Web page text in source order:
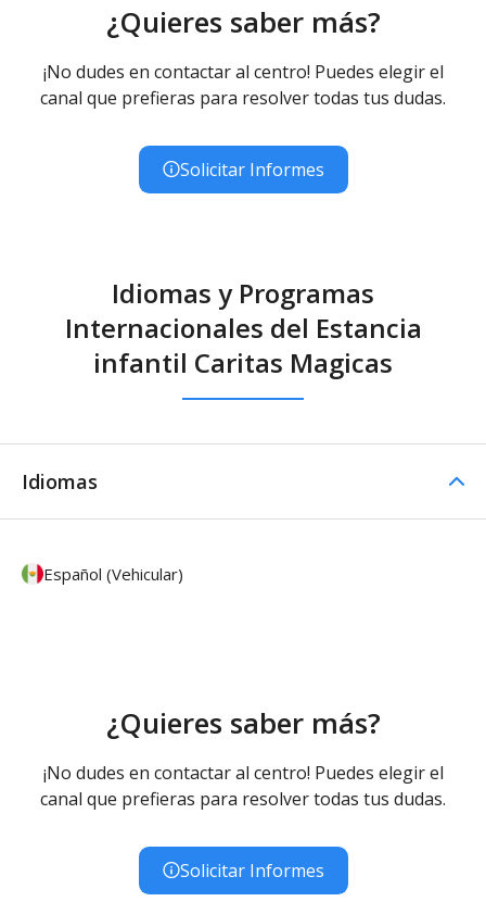
¿Quieres saber más?
¡No dudes en contactar al centro! Puedes elegir el
canal que prefieras para resolver todas tus dudas.
Solicitar Informes
Idiomas y Programas
Internacionales del Estancia
infantil Caritas Magicas
Idiomas
Español (Vehicular)
¿Quieres saber más?
¡No dudes en contactar al centro! Puedes elegir el
canal que prefieras para resolver todas tus dudas.
Solicitar Informes